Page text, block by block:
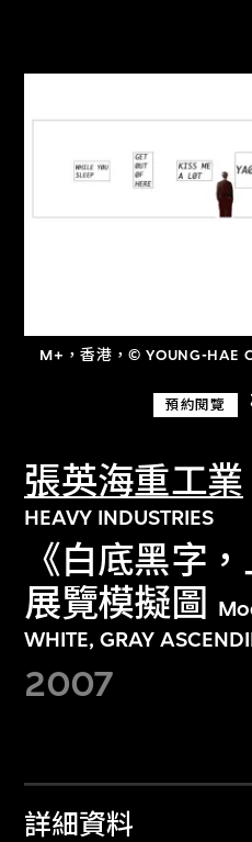
M+，香港，© YOUNG-HAE
預約閱覽
張英海重工業
HEAVY INDUSTRIES
《白底黑字
展覽模擬圖
WHITE, GRAY
2007
詳細資料
M+
進一步篩選
關於M+藏品
探索世界頂級的二